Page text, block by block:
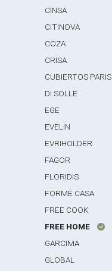
CINSA
CITINOVA
COZA
CRISA
CUBIERTOS PARIS
DI SOLLE
EGE
EVELIN
EVRIHOLDER
FAGOR
FLORIDIS
FORME CASA
FREE COOK
FREE HOME
GARCIMA
GLOBAL